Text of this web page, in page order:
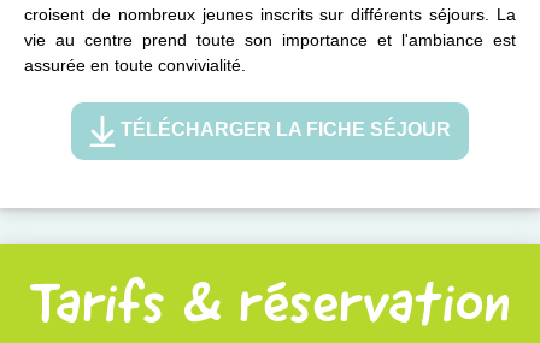
croisent de nombreux jeunes inscrits sur différents séjours. La
vie au centre prend toute son importance et l'ambiance est
assurée en toute convivialité.
TÉLÉCHARGER LA FICHE SÉJOUR
Tarifs & réservation